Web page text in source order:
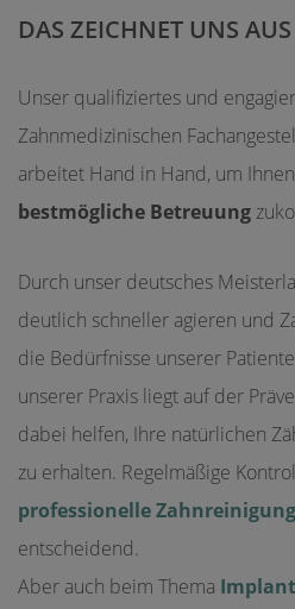
DAS ZEICHNET UNS AUS
Unser qualifiziertes und
Zahnmedizinischen
arbeitet Hand in Hand, um
bestmögliche Betreuung
Durch unser deutsches
deutlich schneller agieren und
die Bedürfnisse unserer
unserer Praxis liegt auf der
dabei helfen, Ihre natürlichen
zu erhalten. Regelmäßige
professionelle
entscheidend.
Aber auch beim Thema